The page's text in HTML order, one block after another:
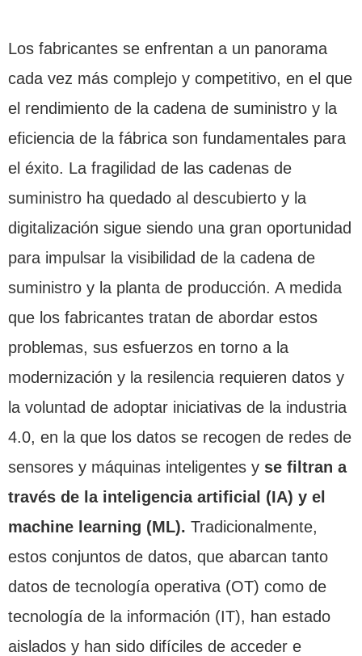
Los fabricantes se enfrentan a un panorama
cada vez más complejo y competitivo, en el que
el rendimiento de la cadena de suministro y la
eficiencia de la fábrica son fundamentales para
el éxito. La fragilidad de las cadenas de
suministro ha quedado al descubierto y la
digitalización sigue siendo una gran oportunidad
para impulsar la visibilidad de la cadena de
suministro y la planta de producción. A medida
que los fabricantes tratan de abordar estos
problemas, sus esfuerzos en torno a la
modernización y la resilencia requieren datos y
la voluntad de adoptar iniciativas de la industria
4.0, en la que los datos se recogen de redes de
sensores y máquinas inteligentes y se filtran a
través de la inteligencia artificial (IA) y el
machine learning (ML). Tradicionalmente,
estos conjuntos de datos, que abarcan tanto
datos de tecnología operativa (OT) como de
tecnología de la información (IT), han estado
aislados y han sido difíciles de acceder e